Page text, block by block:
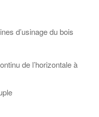
d’usinage du bois
de l’horizontale à